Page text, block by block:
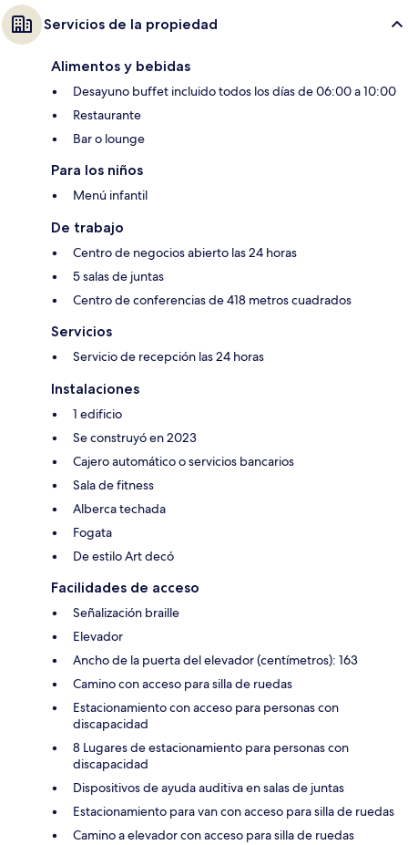
Servicios de la propiedad
Alimentos y bebidas
Desayuno buffet incluido todos los días de 06:00 a 10:00
Restaurante
Bar o lounge
Para los niños
Menú infantil
De trabajo
Centro de negocios abierto las 24 horas
5 salas de juntas
Centro de conferencias de 418 metros cuadrados
Servicios
Servicio de recepción las 24 horas
Instalaciones
1 edificio
Se construyó en 2023
Cajero automático o servicios bancarios
Sala de fitness
Alberca techada
Fogata
De estilo Art decó
Facilidades de acceso
Señalización braille
Elevador
Ancho de la puerta del elevador (centímetros): 163
Camino con acceso para silla de ruedas
Estacionamiento con acceso para personas con
discapacidad
8 Lugares de estacionamiento para personas con
discapacidad
Dispositivos de ayuda auditiva en salas de juntas
Estacionamiento para van con acceso para silla de ruedas
Camino a elevador con acceso para silla de ruedas